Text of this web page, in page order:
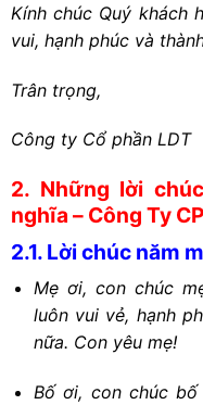
Kính chúc Quý khách
vui, hạnh phúc và
Trân trọng,
Công ty Cổ phần LDT
2. Những lời
nghĩa – Công Ty
2.1. Lời chúc năm
Mẹ ơi, con chúc
luôn vui vẻ, hạnh
nữa. Con yêu mẹ!
Bố ơi, con chúc